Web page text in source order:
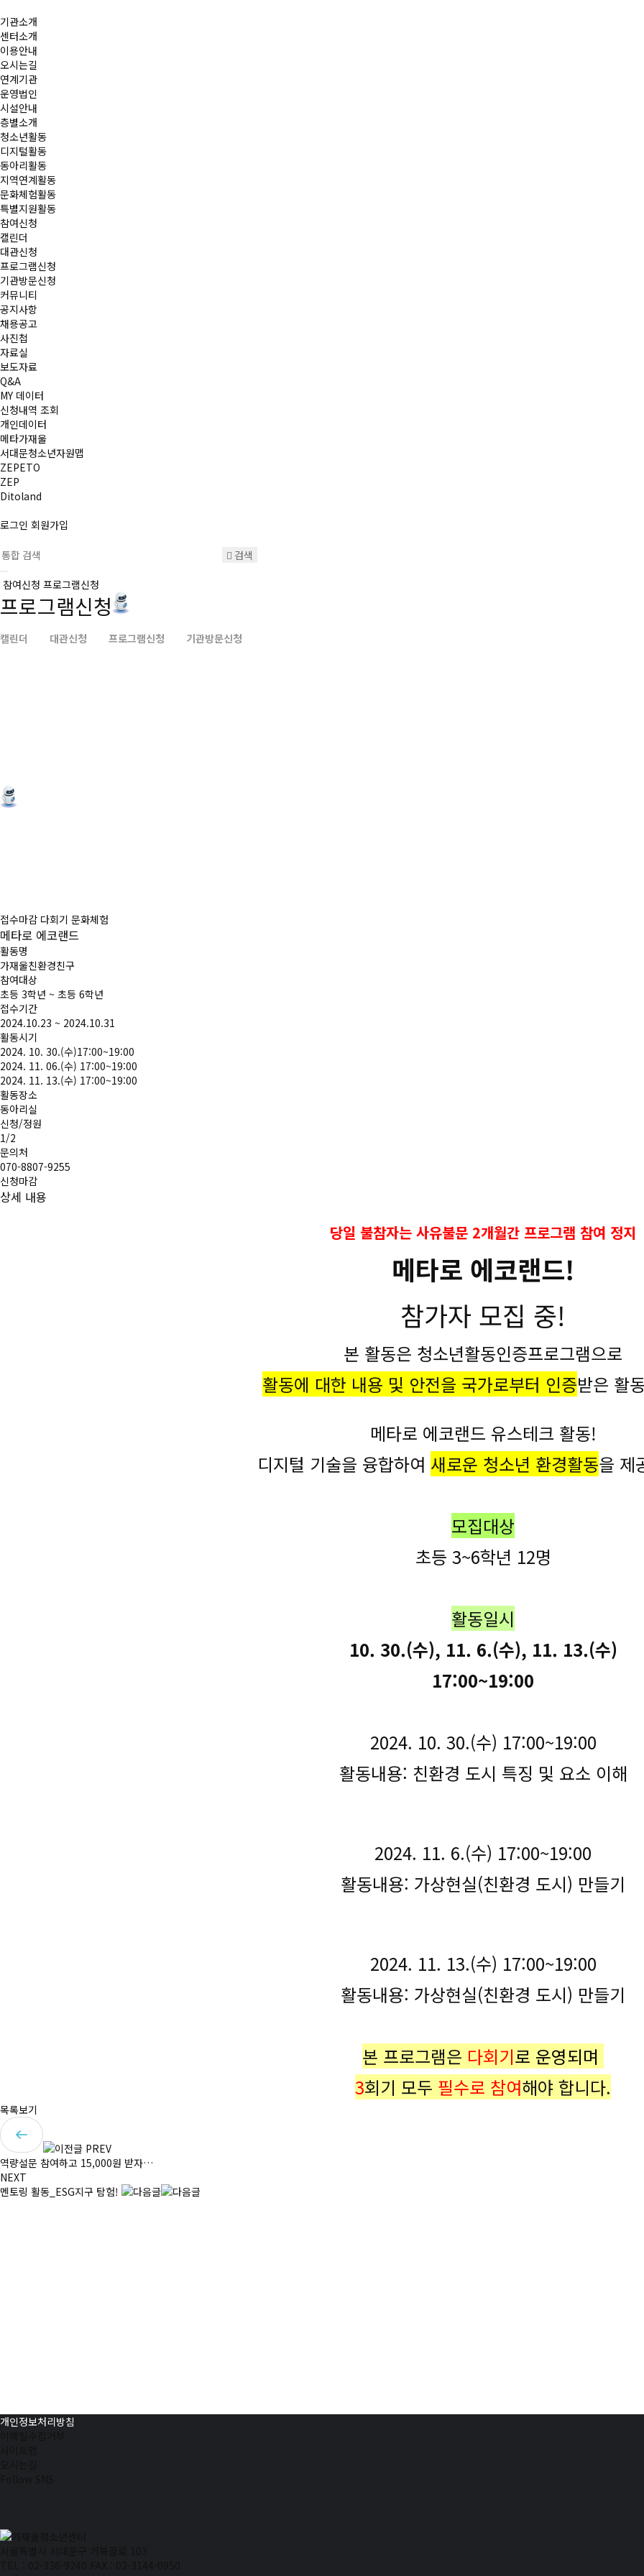
기관소개
센터소개
이용안내
오시는길
연계기관
운영법인
시설안내
층별소개
청소년활동
디지털활동
동아리활동
지역연계활동
문화체험활동
특별지원활동
참여신청
캘린더
대관신청
프로그램신청
기관방문신청
커뮤니티
공지사항
채용공고
사진첩
자료실
보도자료
Q&A
MY 데이터
신청내역 조회
개인데이터
메타가재울
서대문청소년자원맵
ZEPETO
ZEP
Ditoland
로그인 회원가입
검색
참여신청 프로그램신청
프로그램신청
캘린더 대관신청 프로그램신청 기관방문신청
접수마감 다회기 문화체험
메타로 에코랜드
활동명
가재울친환경친구
참여대상
초등 3학년 ~ 초등 6학년
접수기간
2024.10.23 ~ 2024.10.31
활동시기
2024. 10. 30.(수)17:00~19:00
2024. 11. 06.(수) 17:00~19:00
2024. 11. 13.(수) 17:00~19:00
활동장소
동아리실
신청/정원
1/2
문의처
070-8807-9255
신청마감
상세 내용
당일 불참자는 사유불문 2개월간 프로그램 참여 정지
메타로 에코랜드!
참가자 모집 중!
본 활동은 청소년활동인증프로그램으로
활동에 대한 내용 및 안전을 국가로부터 인증받은 활
메타로 에코랜드 유스테크 활동!
디지털 기술을 융합하여 새로운 청소년 환경활동을 제
모집대상
초등 3~6학년 12명
활동일시
10. 30.(수), 11. 6.(수), 11. 13.(수)
17:00~19:00
2024. 10. 30.(수) 17:00~19:00
활동내용: 친환경 도시 특징 및 요소 이해
2024. 11. 6.(수) 17:00~19:00
활동내용: 가상현실(친환경 도시) 만들기
2024. 11. 13.(수) 17:00~19:00
활동내용: 가상현실(친환경 도시) 만들기
본 프로그램은 다회기로 운영되며
3회기 모두 필수로 참여해야 합니다.
목록보기
PREV
역량설문 참여하고 15,000원 받자…
NEXT
멘토링 활동_ESG지구 탐험!
개인정보처리방침